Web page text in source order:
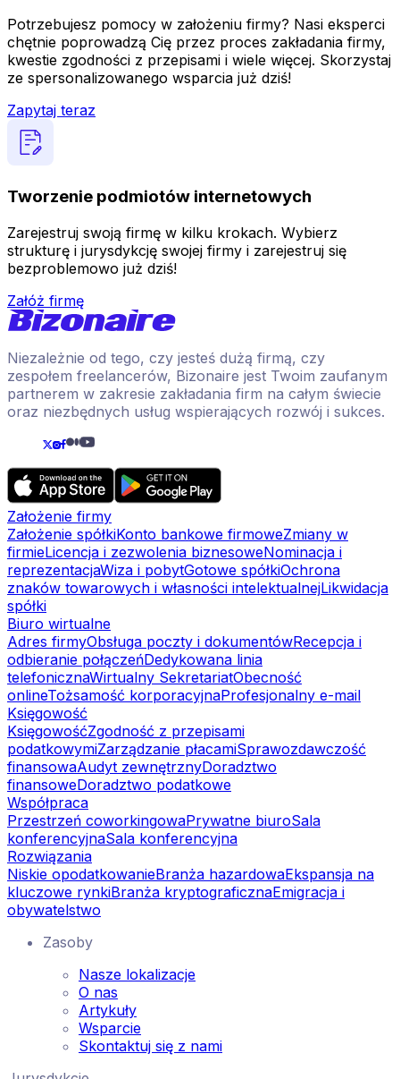
Potrzebujesz pomocy w założeniu firmy? Nasi eksperci
chętnie poprowadzą Cię przez proces zakładania firmy,
kwestie zgodności z przepisami i wiele więcej. Skorzystaj
ze spersonalizowanego wsparcia już dziś!
Zapytaj teraz
Tworzenie podmiotów internetowych
Zarejestruj swoją firmę w kilku krokach. Wybierz
strukturę i jurysdykcję swojej firmy i zarejestruj się
bezproblemowo już dziś!
Załóż firmę
Niezależnie od tego, czy jesteś dużą firmą, czy
zespołem freelancerów, Bizonaire jest Twoim zaufanym
partnerem w zakresie zakładania firm na całym świecie
oraz niezbędnych usług wspierających rozwój i sukces.
Założenie firmy
Założenie spółkiKonto bankowe firmoweZmiany w
firmieLicencja i zezwolenia biznesoweNominacja i
reprezentacjaWiza i pobytGotowe spółkiOchrona
znaków towarowych i własności intelektualnejLikwidacja
spółki
Biuro wirtualne
Adres firmyObsługa poczty i dokumentówRecepcja i
odbieranie połączeńDedykowana linia
telefonicznaWirtualny SekretariatObecność
onlineTożsamość korporacyjnaProfesjonalny e-mail
Księgowość
KsięgowośćZgodność z przepisami
podatkowymiZarządzanie płacamiSprawozdawczość
finansowaAudyt zewnętrznyDoradztwo
finansoweDoradztwo podatkowe
Współpraca
Przestrzeń coworkingowaPrywatne biuroSala
konferencyjnaSala konferencyjna
Rozwiązania
Niskie opodatkowanieBranża hazardowaEkspansja na
kluczowe rynkiBranża kryptograficznaEmigracja i
obywatelstwo
Zasoby
Nasze lokalizacje
O nas
Artykuły
Wsparcie
Skontaktuj się z nami